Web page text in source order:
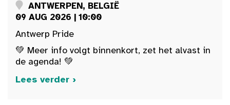
ANTWERPEN, BELGIË
09 AUG 2026 | 10:00
Antwerp Pride
💚 Meer info volgt binnenkort, zet het alvast in
de agenda! 💚
Lees verder ›